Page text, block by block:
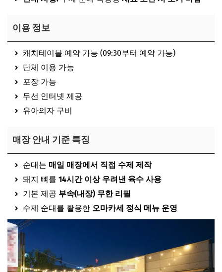
이용 정보
캐치테이블 예약 가능 (09:30부터 예약 가능)
단체 이용 가능
포장 가능
무선 인터넷 제공
유아의자 구비
매장 안내 기준 특징
순대는 매일 매장에서 직접 수제 제작
돼지 뼈를 14시간 이상 우려낸 육수 사용
기본 제공 부속(내장) 무한 리필
수제 순대를 활용한 오마카세 정식 메뉴 운영